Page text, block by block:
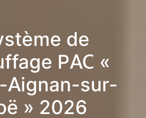
de
PAC «
Aignan-sur-
» 2026